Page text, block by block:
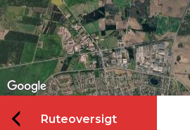
Ruteoversigt